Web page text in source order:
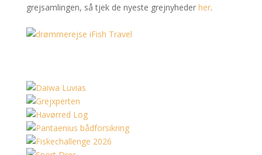
grejsamlingen, så tjek de nyeste grejnyheder her.